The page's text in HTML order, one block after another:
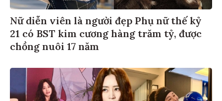
Nữ diễn viên là người đẹp Phụ nữ thế kỷ
21 có BST kim cương hàng trăm tỷ, được
chồng nuôi 17 năm